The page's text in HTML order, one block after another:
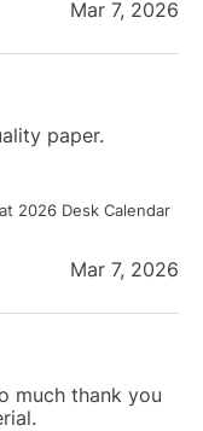
Mar 7, 2026
paper.
2026 Desk Calendar
Mar 7, 2026
much thank you